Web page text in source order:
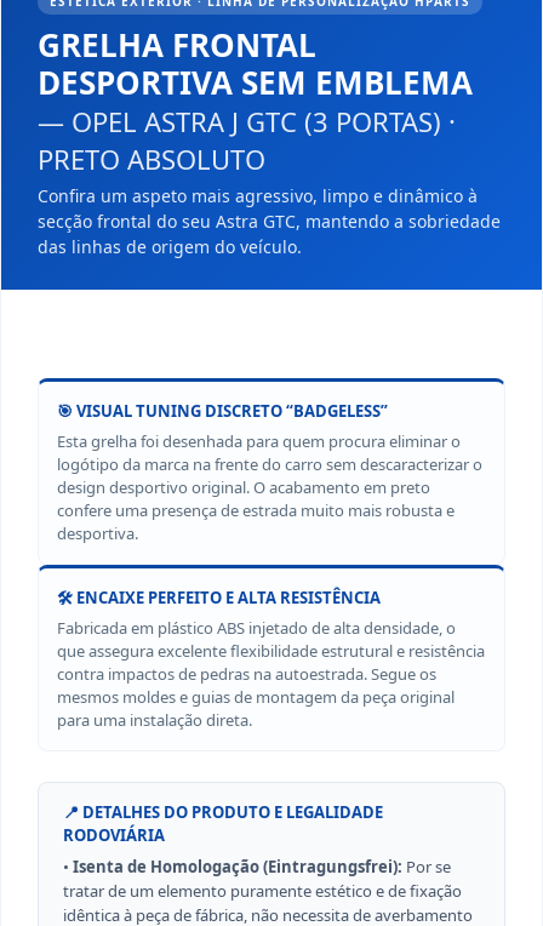
GRELHA FRONTAL
DESPORTIVA SEM EMBLEMA
— OPEL ASTRA J GTC (3 PORTAS) ·
PRETO ABSOLUTO
Confira um aspeto mais agressivo, limpo e dinâmico à
secção frontal do seu Astra GTC, mantendo a sobriedade
das linhas de origem do veículo.
🎯 VISUAL TUNING DISCRETO “BADGELESS”
Esta grelha foi desenhada para quem procura eliminar o
logótipo da marca na frente do carro sem descaracterizar o
design desportivo original. O acabamento em preto
confere uma presença de estrada muito mais robusta e
desportiva.
🛠️ ENCAIXE PERFEITO E ALTA RESISTÊNCIA
Fabricada em plástico ABS injetado de alta densidade, o
que assegura excelente flexibilidade estrutural e resistência
contra impactos de pedras na autoestrada. Segue os
mesmos moldes e guias de montagem da peça original
para uma instalação direta.
📍 DETALHES DO PRODUTO E LEGALIDADE
RODOVIÁRIA
• Isenta de Homologação (Eintragungsfrei): Por se
tratar de um elemento puramente estético e de fixação
idêntica à peça de fábrica, não necessita de averbamento